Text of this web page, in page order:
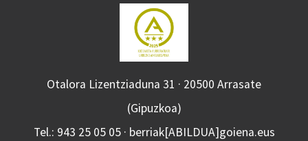
Otalora Lizentziaduna 31 · 20500 Arrasate
(Gipuzkoa)
Tel.: 943 25 05 05 · berriak[ABILDUA]goiena.eus